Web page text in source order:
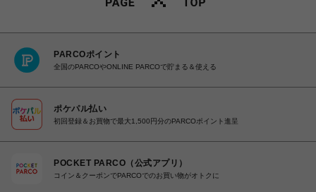
PARCOポイント
全国のPARCOやONLINE PARCOで貯まる＆使える
ポケパル払い
初回登録＆お買物で最大1,500円分のPARCOポイント進呈
POCKET PARCO（公式アプリ）
コイン＆クーポンでPARCOでのお買い物がオトクに